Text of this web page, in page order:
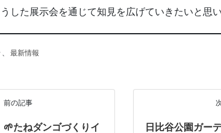
した展示会を通じて知見を広げていきたいと思い
、 最新情報
前の記事
🌱たねダンゴづくりイ
日比谷公園ガー